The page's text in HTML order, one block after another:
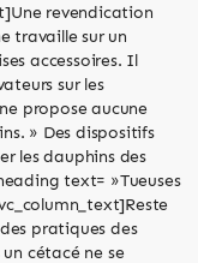
revendication
travaille sur un
accessoires. Il
sur les
propose aucune
» Des dispositifs
les dauphins des
text= »Tueuses
pratiques des
cétacé ne se